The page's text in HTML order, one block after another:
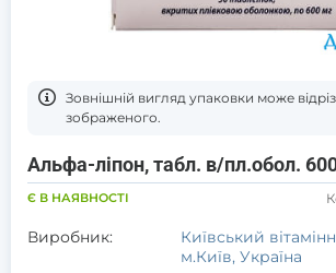
Зовнішній вигляд упаковки може
зображеного.
Альфа-ліпон, табл. в/пл.обол.
Є В НАЯВНОСТІ
Виробник:
Київський
м.Київ, Україна